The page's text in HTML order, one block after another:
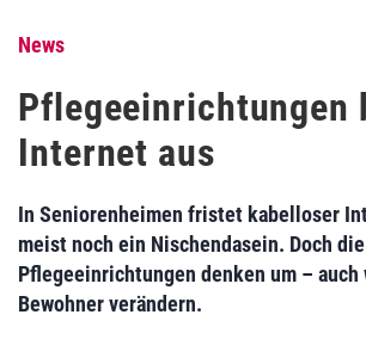
News
Pflegeeinrichtungen
Internet aus
In Seniorenheimen fristet kabelloser
meist noch ein Nischendasein. Doch die
Pflegeeinrichtungen denken um –
Bewohner verändern.